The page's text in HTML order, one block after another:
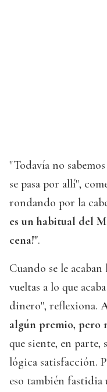
"Todavía no
se pasa por allí",
rondando por la
es un habitual del
cena!".
Cuando se le
vueltas a lo que
dinero", reflexiona.
algún premio, pero
que siente, en parte,
lógica satisfacción.
eso también fastidia